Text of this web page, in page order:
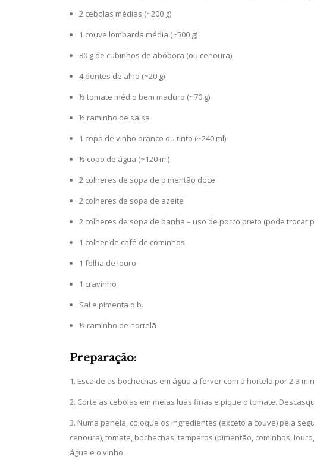
2 cebolas médias (~200 g)
1 couve lombarda média (~500 g)
80 g de cubinhos de abóbora (ou cenoura)
4 dentes de alho (~20 g)
½ tomate médio bem maduro (~70 g)
½ raminho de salsa
1 copo de vinho branco ou tinto (~240 ml)
½ copo de água (~120 ml)
2 colheres de sopa de pimentão doce
2 colheres de sopa de azeite
2 colheres de sopa de banha – uso de porco preto (pode trocar
1 colher de café de cominhos
1 folha de louro
1 cravinho
Sal e pimenta q.b.
½ raminho de hortelã
Preparação:
Escalde as bochechas em água a ferver com a hortelã por 2-3
Corte as cebolas em meias luas finas e pique o tomate.
Numa panela, coloque os ingredientes (exceto a couve) pela
cenoura), tomate, bochechas, temperos (pimentão, cominhos,
água e o vinho.